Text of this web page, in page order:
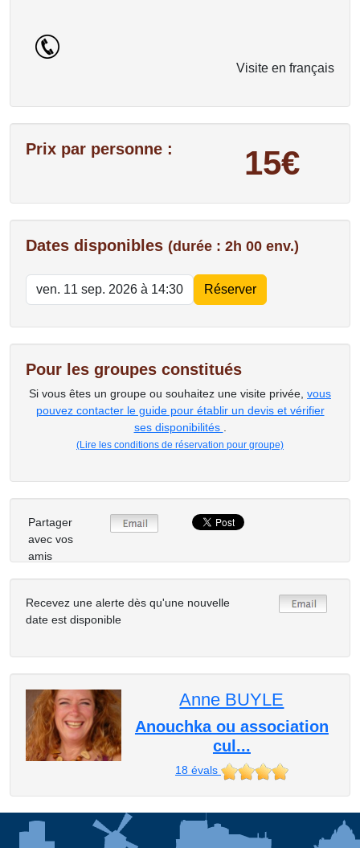
Visite en français
Prix par personne : 15€
Dates disponibles (durée : 2h 00 env.)
Pour les groupes constitués
Si vous êtes un groupe ou souhaitez une visite privée, vous
pouvez contacter le guide pour établir un devis et vérifier
ses disponibilités
(Lire les conditions de réservation pour groupe)
Partager
avec vos
amis
Recevez une alerte dès qu'une nouvelle
date est disponible
Anne BUYLE
Anouchka ou association
cul...
18 évals